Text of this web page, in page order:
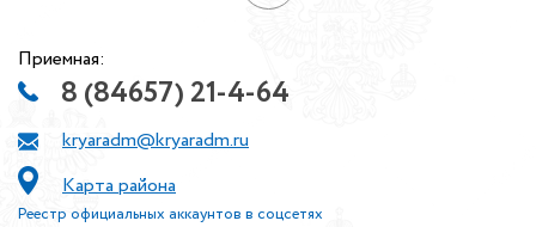
Приемная:
8 (84657) 21-4-64
kryaradm@kryaradm.ru
Карта района
Реестр официальных аккаунтов в соцсетях